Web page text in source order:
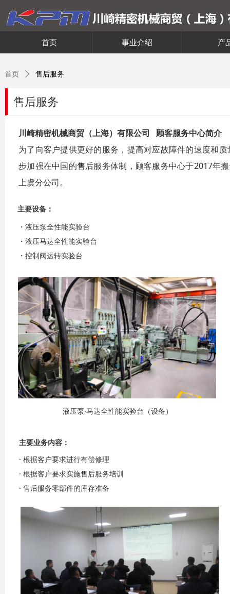
首页 事业介绍 产
售后服务
川崎精密机械商贸（上海）有限公司 顾客服务中心简介
为了向客户提供更好的服务，提高对应故障件的速度和
步加强在中国的售后服务体制，顾客服务中心于2017年
上虞分公司。
主要设备：
・液压泵全性能实验台
・液压马达全性能实验台
・控制阀运转实验台
· 根据客户要求进行有偿修理
· 根据客户要求实施售后服务培训
· 售后服务零部件的库存准备
主要业务内容：
液压泵·马达全性能实验台（设备）
首页 ꄲ 售后服务